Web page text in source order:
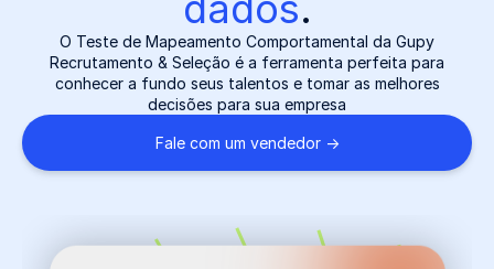
O Teste de Mapeamento Comportamental da Gupy
Recrutamento & Seleção é a ferramenta perfeita para
conhecer a fundo seus talentos e tomar as melhores
decisões para sua empresa
Fale com um vendedor ->